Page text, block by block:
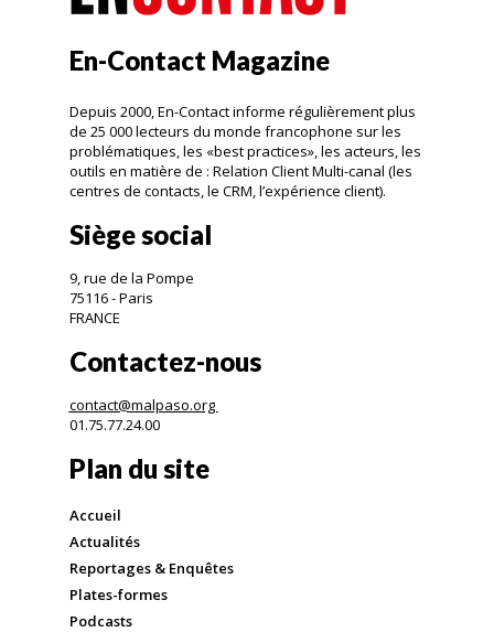
En-Contact Magazine
Depuis 2000, En-Contact informe régulièrement plus
de 25 000 lecteurs du monde francophone sur les
problématiques, les «best practices», les acteurs, les
outils en matière de : Relation Client Multi-canal (les
centres de contacts, le CRM, l’expérience client).
Siège social
9, rue de la Pompe
75116 - Paris
FRANCE
Contactez-nous
contact@malpaso.org
01.75.77.24.00
Plan du site
Accueil
Actualités
Reportages & Enquêtes
Plates-formes
Podcasts